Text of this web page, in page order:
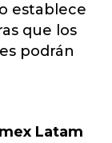
establece
que los
podrán
Latam